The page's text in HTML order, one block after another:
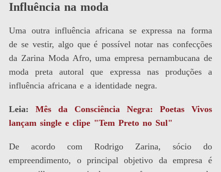
Influência na moda
Uma outra influência africana se expressa na forma
de se vestir, algo que é possível notar nas confecções
da Zarina Moda Afro, uma empresa pernambucana de
moda preta autoral que expressa nas produções a
influência africana e a identidade negra.
Leia:
Mês da Consciência Negra: Poetas Vivos
lançam single e clipe "Tem Preto no Sul"
De acordo com Rodrigo Zarina, sócio do
empreendimento, o principal objetivo da empresa é